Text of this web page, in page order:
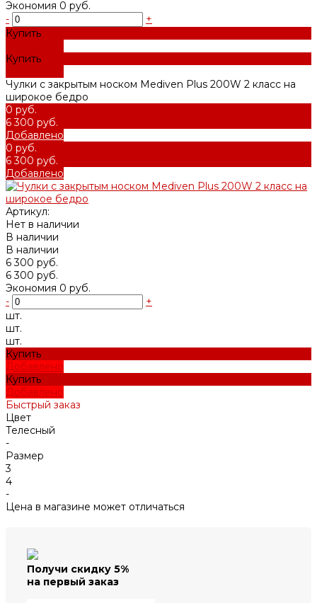
Экономия 0 руб.
-
+
Купить
Купить
Чулки с закрытым носком Mediven Plus 200W 2 класс на
широкое бедро
0 руб.
6 300 руб.
Добавлено
0 руб.
6 300 руб.
Добавлено
Артикул:
Нет в наличии
В наличии
В наличии
6 300 руб.
6 300 руб.
Экономия 0 руб.
-
+
шт.
шт.
шт.
Купить
Добавлено
Купить
Добавлено
Быстрый заказ
Цвет
Телесный
-
Размер
3
4
-
Цена в магазине может отличаться
Получи скидку 5%
на первый заказ